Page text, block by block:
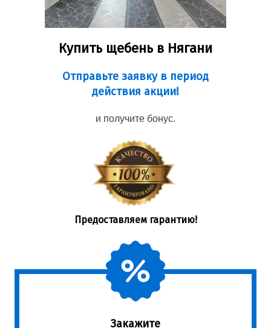
Купить щебень в Нягани
Отправьте заявку в период
действия акции!
и получите бонус.
Предоставляем гарантию!
Закажите